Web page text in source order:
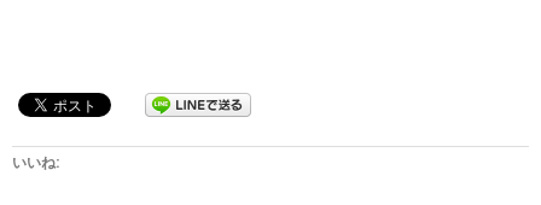
いいね: